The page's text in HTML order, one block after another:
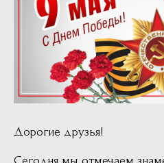
Дорогие друзья!
Сегодня мы отмечаем